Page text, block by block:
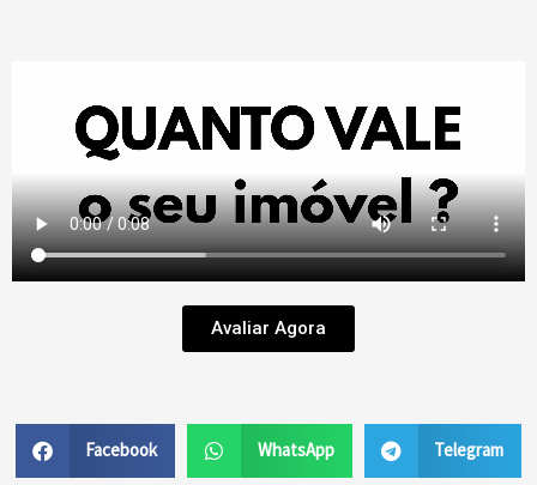
Avaliar Agora
Facebook WhatsApp Telegram